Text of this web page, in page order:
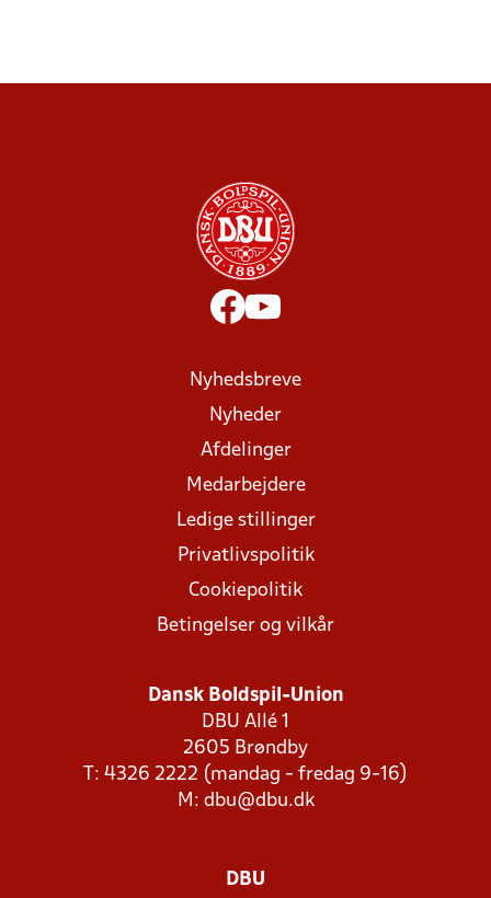
Nyhedsbreve
Nyheder
Afdelinger
Medarbejdere
Ledige stillinger
Privatlivspolitik
Cookiepolitik
Betingelser og vilkår
Dansk Boldspil-Union
DBU Allé 1
2605 Brøndby
T: 4326 2222 (mandag - fredag 9-16)
M: dbu@dbu.dk
DBU